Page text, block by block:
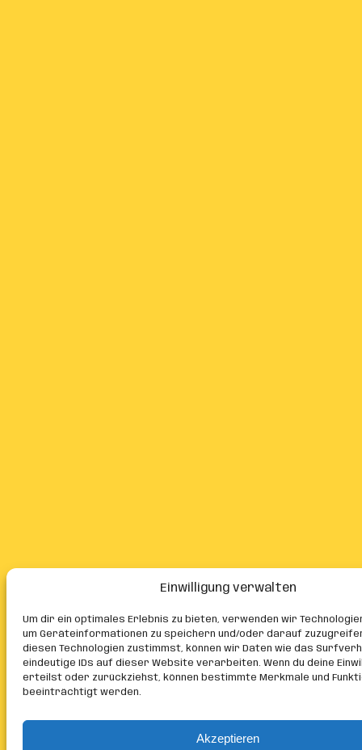
Einwilligung verwalten
Um dir ein optimales Erlebnis zu bieten, verwenden wir
um Geräteinformationen zu speichern und/oder darauf
diesen Technologien zustimmst, können wir Daten wie das
eindeutige IDs auf dieser Website verarbeiten. Wenn du deine
erteilst oder zurückziehst, können bestimmte Merkmale und
beeinträchtigt werden.
Akzeptieren